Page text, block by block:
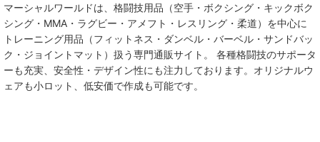
絞り込む
マーシャルワールドは、格闘技用品（空手・ボクシング・キックボク
シング・MMA・ラグビー・アメフト・レスリング・柔道）を中心に
トレーニング用品（フィットネス・ダンベル・バーベル・サンドバッ
ク・ジョイントマット）扱う専門通販サイト。 各種格闘技のサポータ
ーも充実、安全性・デザイン性にも注力しております。オリジナルウ
ェアも小ロット、低安価で作成も可能です。